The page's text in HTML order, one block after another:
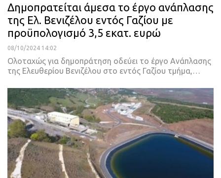
Δημοπρατείται άμεσα το έργο ανάπλασης
της Ελ. Βενιζέλου εντός Γαζίου με
προϋπολογισμό 3,5 εκατ. ευρώ
08/10/2024 14:02
Ολοταχώς για δημοπράτηση οδεύει το έργο Ανάπλασης
της Ελευθερίου Βενιζέλου στο εντός Γαζίου τμήμα,…